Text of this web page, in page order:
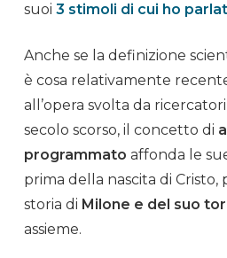
suoi 3 stimoli di cui ho
Anche se la definizione
è cosa relativamente
all’opera svolta da
secolo scorso, il concetto di
programmato affonda le
prima della nascita di Cristo,
storia di Milone e del suo
assieme.